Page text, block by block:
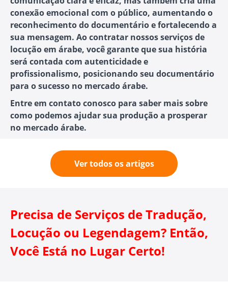
conexão emocional com o público, aumentando o
reconhecimento do documentário e fortalecendo a
sua mensagem. Ao contratar nossos serviços de
locução em árabe, você garante que sua história
será contada com autenticidade e
profissionalismo, posicionando seu documentário
para o sucesso no mercado árabe.
Entre em contato conosco para saber mais sobre
como podemos ajudar sua produção a prosperar
no mercado árabe.
Ver todos os artigos
Precisa de Serviços de Tradução,
Locução ou Legendagem? Então,
Você Está no Lugar Certo!